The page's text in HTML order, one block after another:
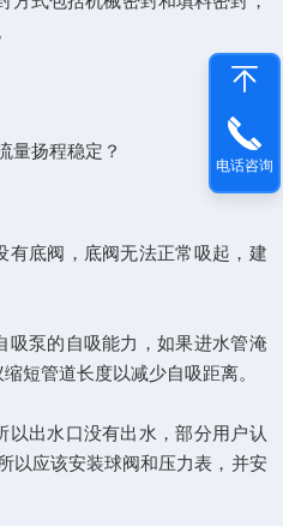
量扬程稳定？
底阀，底阀无法正常吸起，建
泵的自吸能力，如果进水管淹
短管道长度以减少自吸距离。
出水口没有出水，部分用户认
以应该安装球阀和压力表，并安
电话咨询